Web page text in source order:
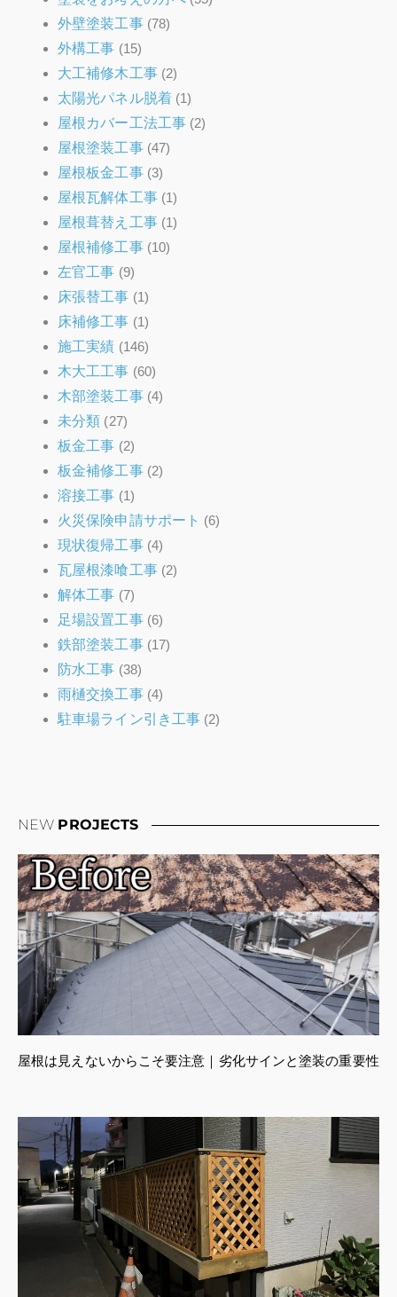
外壁塗装工事(78)
外構工事 (15)
大工補修木工事(2)
太陽光パネル脱着(1)
屋根カバー工法工事(2)
屋根塗装工事(47)
屋根板金工事(3)
屋根瓦解体工事(1)
屋根葺替え工事(1)
屋根補修工事(10)
左官工事 (9)
床張替工事 (1)
床補修工事 (1)
施工実績 (146)
木大工工事 (60)
木部塗装工事(4)
未分類 (27)
板金工事 (2)
板金補修工事(2)
溶接工事 (1)
火災保険申請サポート (6)
現状復帰工事(4)
瓦屋根漆喰工事(2)
解体工事 (7)
足場設置工事(6)
鉄部塗装工事(17)
防水工事 (38)
雨樋交換工事(4)
駐車場ライン引き工事 (2)
NEW PROJECTS
屋根は見えないからこそ要注意｜劣化サインと塗装の重要性